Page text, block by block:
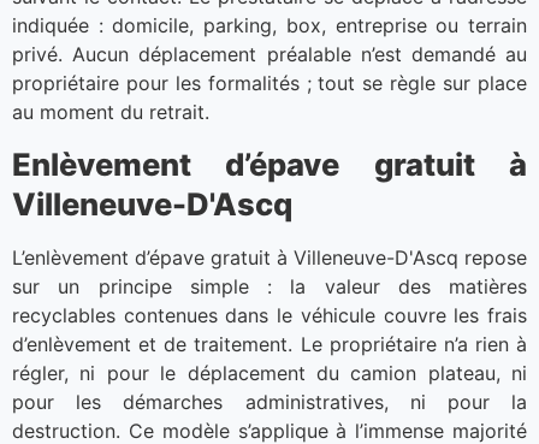
indiquée : domicile, parking, box, entreprise ou terrain
privé. Aucun déplacement préalable n’est demandé au
propriétaire pour les formalités ; tout se règle sur place
au moment du retrait.
Enlèvement d’épave gratuit à
Villeneuve-D'Ascq
L’enlèvement d’épave gratuit à Villeneuve-D'Ascq repose
sur un principe simple : la valeur des matières
recyclables contenues dans le véhicule couvre les frais
d’enlèvement et de traitement. Le propriétaire n’a rien à
régler, ni pour le déplacement du camion plateau, ni
pour les démarches administratives, ni pour la
destruction. Ce modèle s’applique à l’immense majorité